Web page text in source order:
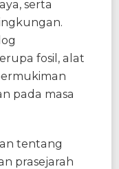
serta
fosil, alat
pada masa
tentang
prasejarah